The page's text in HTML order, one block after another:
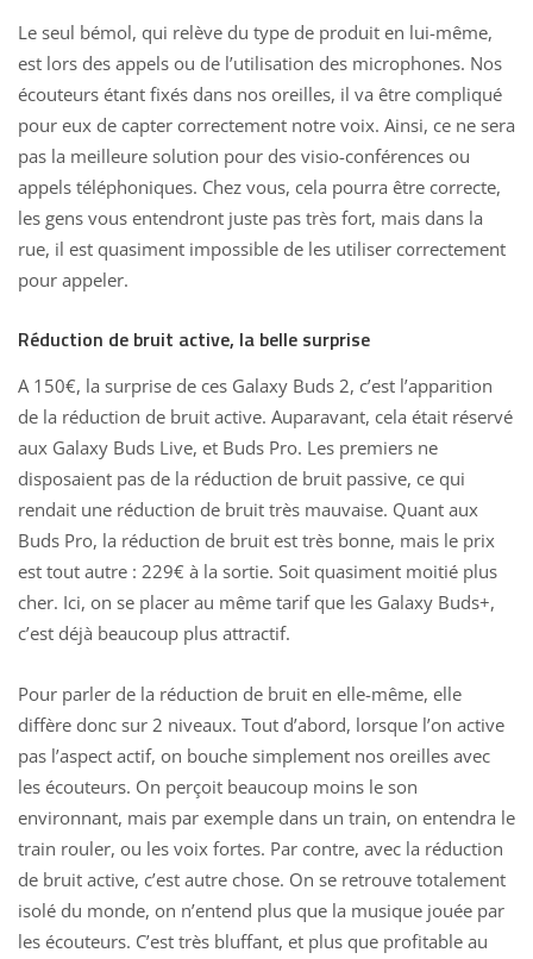
Le seul bémol, qui relève du type de produit en lui-même,
est lors des appels ou de l’utilisation des microphones. Nos
écouteurs étant fixés dans nos oreilles, il va être compliqué
pour eux de capter correctement notre voix. Ainsi, ce ne sera
pas la meilleure solution pour des visio-conférences ou
appels téléphoniques. Chez vous, cela pourra être correcte,
les gens vous entendront juste pas très fort, mais dans la
rue, il est quasiment impossible de les utiliser correctement
pour appeler.
Réduction de bruit active, la belle surprise
A 150€, la surprise de ces Galaxy Buds 2, c’est l’apparition
de la réduction de bruit active. Auparavant, cela était réservé
aux Galaxy Buds Live, et Buds Pro. Les premiers ne
disposaient pas de la réduction de bruit passive, ce qui
rendait une réduction de bruit très mauvaise. Quant aux
Buds Pro, la réduction de bruit est très bonne, mais le prix
est tout autre : 229€ à la sortie. Soit quasiment moitié plus
cher. Ici, on se placer au même tarif que les Galaxy Buds+,
c’est déjà beaucoup plus attractif.
Pour parler de la réduction de bruit en elle-même, elle
diffère donc sur 2 niveaux. Tout d’abord, lorsque l’on active
pas l’aspect actif, on bouche simplement nos oreilles avec
les écouteurs. On perçoit beaucoup moins le son
environnant, mais par exemple dans un train, on entendra le
train rouler, ou les voix fortes. Par contre, avec la réduction
de bruit active, c’est autre chose. On se retrouve totalement
isolé du monde, on n’entend plus que la musique jouée par
les écouteurs. C’est très bluffant, et plus que profitable au